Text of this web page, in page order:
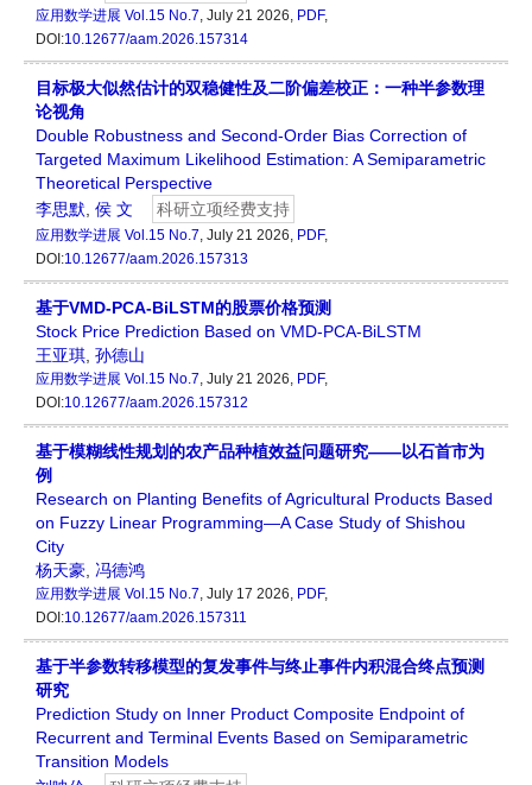
应用数学进展 Vol.15 No.7 , July 21 2026, PDF,
DOI:10.12677/aam.2026.157314
目标极大似然估计的双稳健性及二阶偏差校正：一种半参数理
论视角
Double Robustness and Second-Order Bias Correction of
Targeted Maximum Likelihood Estimation: A Semiparametric
Theoretical Perspective
李思默 侯 文 科研立项经费支持
应用数学进展 Vol.15 No.7 , July 21 2026, PDF,
DOI:10.12677/aam.2026.157313
基于VMD-PCA-BiLSTM的股票价格预测
Stock Price Prediction Based on VMD-PCA-BiLSTM
王亚琪 孙德山
应用数学进展 Vol.15 No.7 , July 21 2026, PDF,
DOI:10.12677/aam.2026.157312
基于模糊线性规划的农产品种植效益问题研究——以石首市为
例
Research on Planting Benefits of Agricultural Products Based
on Fuzzy Linear Programming—A Case Study of Shishou
City
杨天豪 冯德鸿
应用数学进展 Vol.15 No.7 , July 17 2026, PDF,
DOI:10.12677/aam.2026.157311
基于半参数转移模型的复发事件与终止事件内积混合终点预测
研究
Prediction Study on Inner Product Composite Endpoint of
Recurrent and Terminal Events Based on Semiparametric
Transition Models